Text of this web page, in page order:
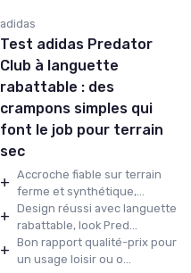
adidas
Test adidas Predator
Club à languette
rabattable : des
crampons simples qui
font le job pour terrain
sec
+ Accroche fiable sur terrain
ferme et synthétique,...
+ Design réussi avec languette
rabattable, look Pred...
+ Bon rapport qualité-prix pour
un usage loisir ou o...